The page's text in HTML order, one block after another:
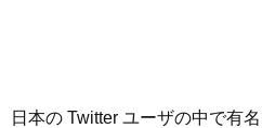
日本の Twitter ユーザの中で有